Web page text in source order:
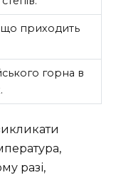
приходить
горна в
разі,